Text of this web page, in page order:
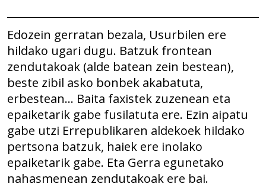
Edozein gerratan bezala, Usurbilen ere
hildako ugari dugu. Batzuk frontean
zendutakoak (alde batean zein bestean),
beste zibil asko bonbek akabatuta,
erbestean… Baita faxistek zuzenean eta
epaiketarik gabe fusilatuta ere. Ezin aipatu
gabe utzi Errepublikaren aldekoek hildako
pertsona batzuk, haiek ere inolako
epaiketarik gabe. Eta Gerra egunetako
nahasmenean zendutakoak ere bai.